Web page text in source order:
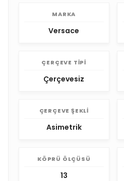
MARKA
Versace
ÇERÇEVE TIPI
Çerçevesiz
ÇERÇEVE ŞEKLI
Asimetrik
KÖPRÜ ÖLÇÜSÜ
13